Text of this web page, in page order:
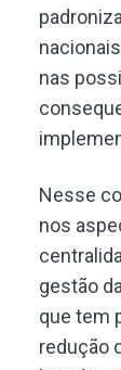
nas
Nesse
nos
gestão
que tem
redução